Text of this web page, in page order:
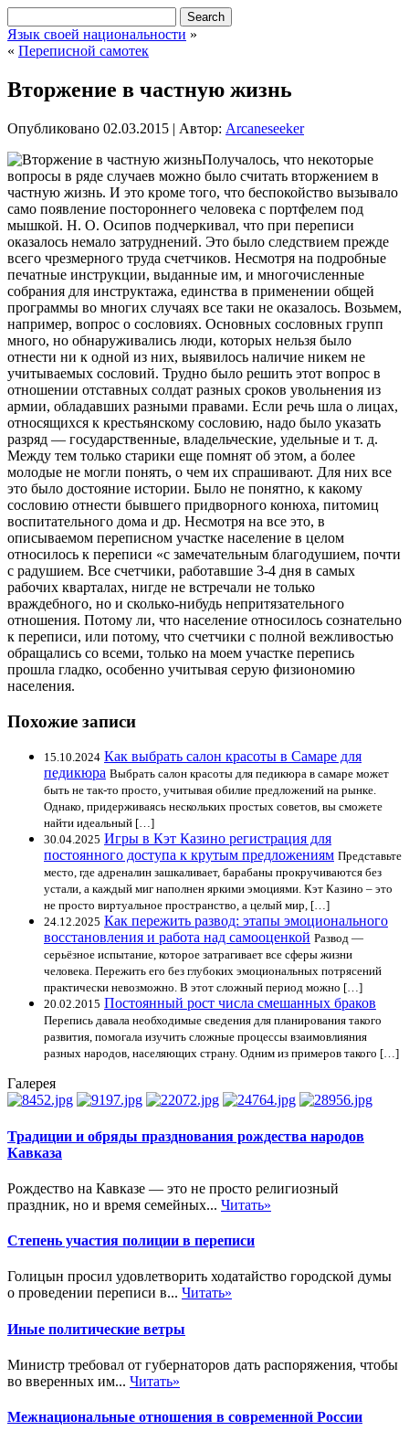
Язык своей национальности »
« Переписной самотек
Вторжение в частную жизнь
Опубликовано 02.03.2015 | Автор: Arcaneseeker
Получалось, что некоторые
вопросы в ряде случаев можно было считать вторжением в
частную жизнь. И это кроме того, что беспокойство вызывало
само появление постороннего человека с портфелем под
мышкой. Н. О. Осипов подчеркивал, что при переписи
оказалось немало затруднений. Это было следствием прежде
всего чрезмерного труда счетчиков. Несмотря на подробные
печатные инструкции, выданные им, и многочисленные
собрания для инструктажа, единства в применении общей
программы во многих случаях все таки не оказалось. Возьмем,
например, вопрос о сословиях. Основных сословных групп
много, но обнаруживались люди, которых нельзя было
отнести ни к одной из них, выявилось наличие никем не
учитываемых сословий. Трудно было решить этот вопрос в
отношении отставных солдат разных сроков увольнения из
армии, обладавших разными правами. Если речь шла о лицах,
относящихся к крестьянскому сословию, надо было указать
разряд — государственные, владельческие, удельные и т. д.
Между тем только старики еще помнят об этом, а более
молодые не могли понять, о чем их спрашивают. Для них все
это было достояние истории. Было не понятно, к какому
сословию отнести бывшего придворного конюха, питомиц
воспитательного дома и др. Несмотря на все это, в
описываемом переписном участке население в целом
относилось к переписи «с замечательным благодушием, почти
с радушием. Все счетчики, работавшие 3-4 дня в самых
рабочих кварталах, нигде не встречали не только
враждебного, но и сколько-нибудь непритязательного
отношения. Потому ли, что население относилось сознательно
к переписи, или потому, что счетчики с полной вежливостью
обращались со всеми, только на моем участке перепись
прошла гладко, особенно учитывая серую физиономию
населения.
Похожие записи
15.10.2024 Как выбрать салон красоты в Самаре для
педикюра Выбрать салон красоты для педикюра в самаре может
быть не так-то просто, учитывая обилие предложений на рынке.
Однако, придерживаясь нескольких простых советов, вы сможете
найти идеальный […]
30.04.2025 Игры в Кэт Казино регистрация для
постоянного доступа к крутым предложениям Представьте
место, где адреналин зашкаливает, барабаны прокручиваются без
устали, а каждый миг наполнен яркими эмоциями. Кэт Казино – это
не просто виртуальное пространство, а целый мир, […]
24.12.2025 Как пережить развод: этапы эмоционального
восстановления и работа над самооценкой Развод —
серьёзное испытание, которое затрагивает все сферы жизни
человека. Пережить его без глубоких эмоциональных потрясений
практически невозможно. В этот сложный период можно […]
20.02.2015 Постоянный рост числа смешанных браков
Перепись давала необходимые сведения для планирования такого
развития, помогала изучить сложные процессы взаимовлияния
разных народов, населяющих страну. Одним из примеров такого […]
Галерея
Традиции и обряды празднования рождества народов
Кавказа
Рождество на Кавказе — это не просто религиозный
праздник, но и время семейных... Читать»
Степень участия полиции в переписи
Голицын просил удовлетворить ходатайство городской думы
о проведении переписи в... Читать»
Иные политические ветры
Министр требовал от губернаторов дать распоряжения, чтобы
во вверенных им... Читать»
Межнациональные отношения в современной России